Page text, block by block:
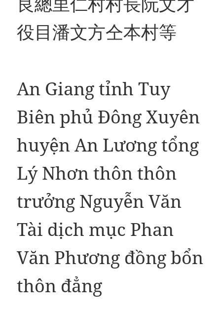
役目潘文方仝本村等
An Giang tỉnh Tuy
Biên phủ Đông Xuyên
huyện An Lương tổng
Lý Nhơn thôn thôn
trưởng Nguyễn Văn
Tài dịch mục Phan
Văn Phương đồng bổn
thôn đẳng